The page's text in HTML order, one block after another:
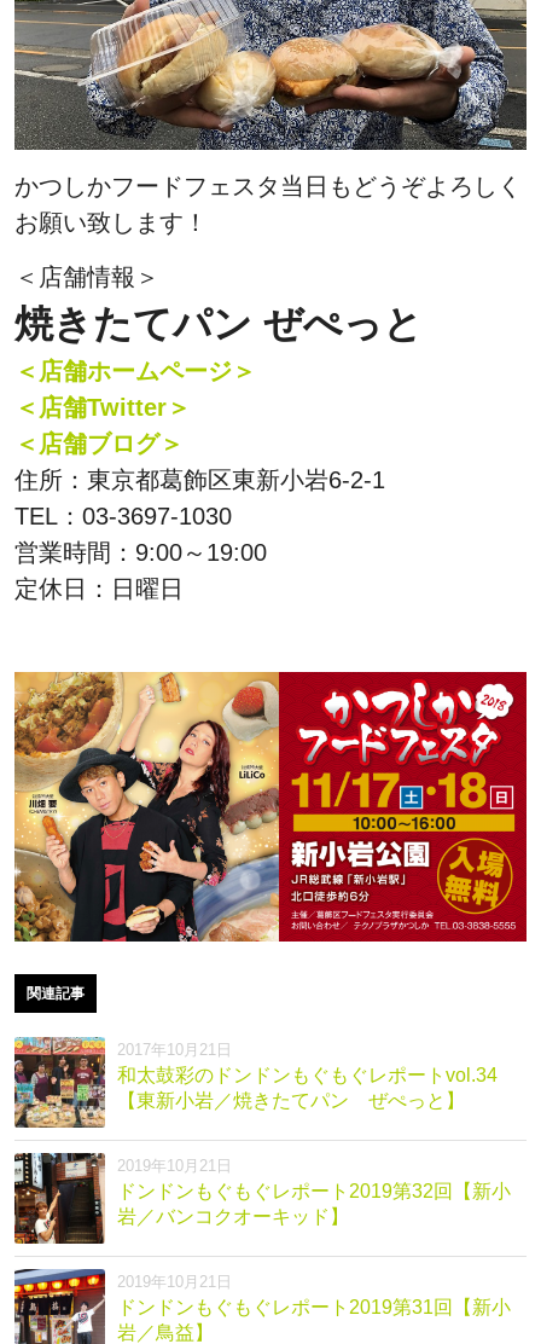
かつしかフードフェスタ当日もどうぞよろしく
お願い致します！
＜店舗情報＞
焼きたてパン ぜぺっと
＜店舗ホームページ＞
＜店舗Twitter＞
＜店舗ブログ＞
住所：東京都葛飾区東新小岩6-2-1
TEL：03-3697-1030
営業時間：9:00～19:00
定休日：日曜日
関連記事
2017年10月21日
和太鼓彩のドンドンもぐもぐレポートvol.34
【東新小岩／焼きたてパン ぜぺっと】
2019年10月21日
ドンドンもぐもぐレポート2019第32回【新小
岩／バンコクオーキッド】
2019年10月21日
ドンドンもぐもぐレポート2019第31回【新小
岩／鳥益】